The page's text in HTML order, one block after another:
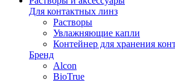
Для контактных линз
Растворы
Увлажняющие капли
Контейнер для хранения
Бренд
Alcon
BioTrue